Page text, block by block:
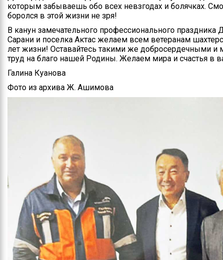
которым забываешь обо всех невзгодах и болячках.
боролся в этой жизни не зря!
В канун замечательного профессионального праздника
Сарани и поселка Актас желаем всем ветеранам
лет жизни! Оставайтесь такими же добросердечными
труд на благо нашей Родины. Желаем мира и счастья в
Галина Куанова
Фото из архива Ж. Ашимова